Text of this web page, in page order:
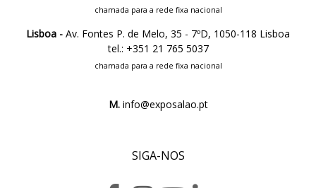
chamada para a rede fixa nacional
Lisboa - Av. Fontes P. de Melo, 35 - 7ºD, 1050-118 Lisboa
tel.: +351 21 765 5037
chamada para a rede fixa nacional
M.info@exposalao.pt
SIGA-NOS